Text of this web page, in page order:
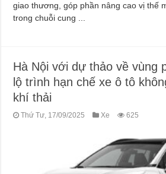
giao thương, góp phần nâng cao vị thế
trong chuỗi cung ...
Hà Nội với dự thảo về vùng
lộ trình hạn chế xe ô tô
khí thải
Thứ Tư, 17/09/2025 Xe 625